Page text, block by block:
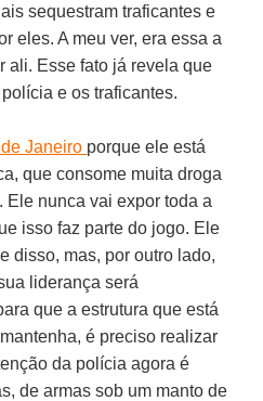
sequestram traficantes e
eles. A meu ver, era essa a
ali. Esse fato já revela que
e os traficantes.
Janeiro porque ele está
que consome muita droga
Ele nunca vai expor toda a
isso faz parte do jogo. Ele
disso, mas, por outro lado,
liderança será
que a estrutura que está
é preciso realizar
da polícia agora é
de armas sob um manto de